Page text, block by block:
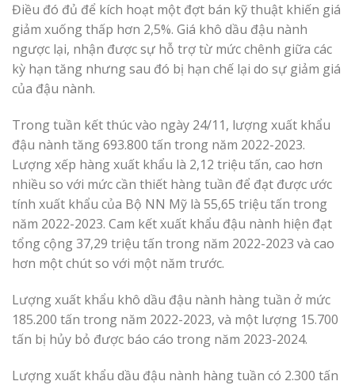
Điều đó đủ để kích hoạt một đợt bán kỹ thuật khiến giá
giảm xuống thấp hơn 2,5%. Giá khô dầu đậu nành
ngược lại, nhận được sự hỗ trợ từ mức chênh giữa các
kỳ hạn tăng nhưng sau đó bị hạn chế lại do sự giảm giá
của đậu nành.
Trong tuần kết thúc vào ngày 24/11, lượng xuất khẩu
đậu nành tăng 693.800 tấn trong năm 2022-2023.
Lượng xếp hàng xuất khẩu là 2,12 triệu tấn, cao hơn
nhiều so với mức cần thiết hàng tuần để đạt được ước
tính xuất khẩu của Bộ NN Mỹ là 55,65 triệu tấn trong
năm 2022-2023. Cam kết xuất khẩu đậu nành hiện đạt
tổng cộng 37,29 triệu tấn trong năm 2022-2023 và cao
hơn một chút so với một năm trước.
Lượng xuất khẩu khô dầu đậu nành hàng tuần ở mức
185.200 tấn trong năm 2022-2023, và một lượng 15.700
tấn bị hủy bỏ được báo cáo trong năm 2023-2024.
Lượng xuất khẩu dầu đậu nành hàng tuần có 2.300 tấn